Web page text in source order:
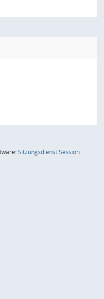
SitzungsdienstSession(Wird in